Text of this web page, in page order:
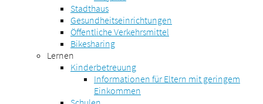
Stadthaus
Gesundheitseinrichtungen
Öffentliche Verkehrsmittel
Bikesharing
Lernen
Kinderbetreuung
Informationen für Eltern mit geringem
Einkommen